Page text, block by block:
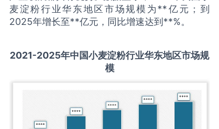
麦淀粉行业华东地区市场规模为**亿元；到
2025年增长至**亿元，同比增速达到**%。
2021-2025年中国小麦淀粉行业华东地区市场规
模